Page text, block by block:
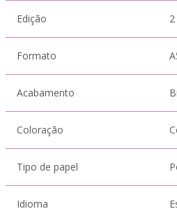
Edição
Formato
Acabamento
Coloração
Tipo de papel
Idioma